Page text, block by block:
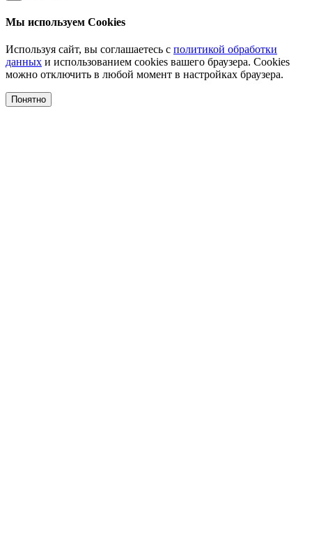
Мы используем Cookies
Используя сайт, вы соглашаетесь с политикой обработки
данных и использованием cookies вашего браузера. Cookies
можно отключить в любой момент в настройках браузера.
Понятно